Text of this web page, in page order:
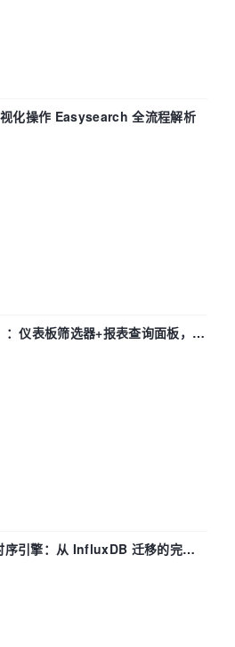
化操作 Easysearch 全流程解析
仪表板筛选器+报表查询面板，参
引擎：从 InfluxDB 迁移的完整